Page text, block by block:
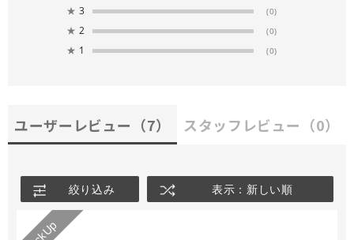
★ 3 (0)
★ 2 (0)
★ 1 (0)
ユーザーレビュー （7） スタッフレビュー （0）
絞り込み 表示：新しい順